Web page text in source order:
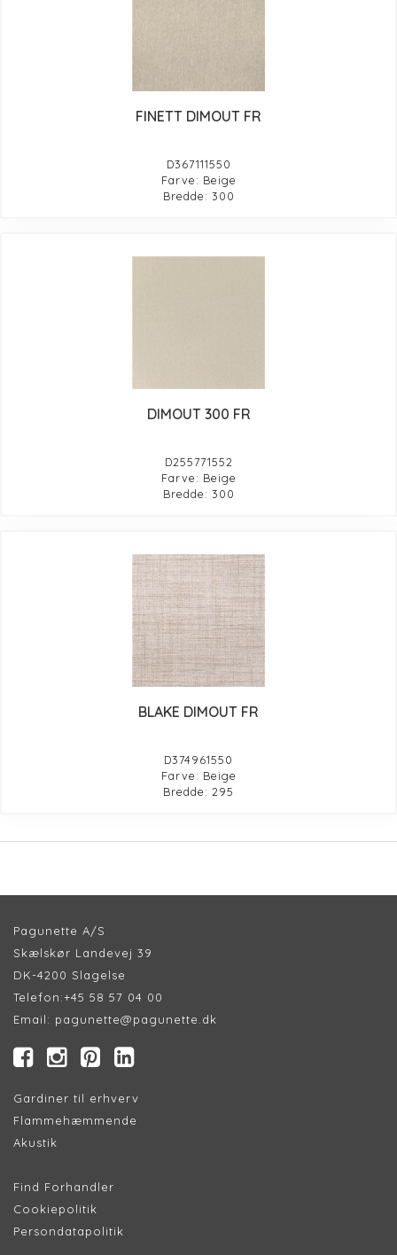
FINETT DIMOUT FR
D367111550
Farve: Beige
Bredde: 300
DIMOUT 300 FR
D255771552
Farve: Beige
Bredde: 300
BLAKE DIMOUT FR
D374961550
Farve: Beige
Bredde: 295
Pagunette A/S
Skælskør Landevej 39
DK-4200 Slagelse
Telefon:+45 58 57 04 00
Email: pagunette@pagunette.dk
Gardiner til erhverv
Flammehæmmende
Akustik
Find Forhandler
Cookiepolitik
Persondatapolitik